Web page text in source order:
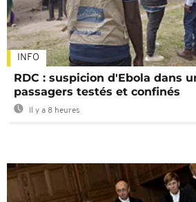
INFO
RDC : suspicion d'Ebola dans
passagers testés et confinés
Il y a 8 heures